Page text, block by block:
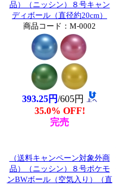
品）（ニッシン）８号キャン
ディボール（直径約20cm）
商品コード：M-0002
393.25円/605円
35.0% OFF!
完売
（送料キャンペーン対象外商
品）（ニッシン）８号ポケモ
ンBWボール（空気入り）（直